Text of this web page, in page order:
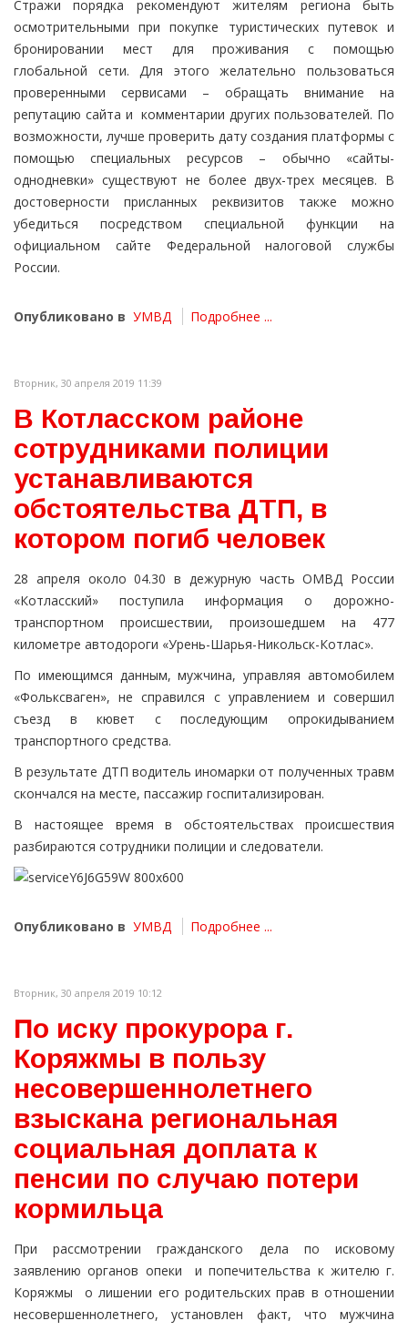
Стражи порядка рекомендуют жителям региона быть
осмотрительными при покупке туристических путевок и
бронировании мест для проживания с помощью
глобальной сети. Для этого желательно пользоваться
проверенными сервисами – обращать внимание на
репутацию сайта и комментарии других пользователей. По
возможности, лучше проверить дату создания платформы с
помощью специальных ресурсов – обычно «сайты-
однодневки» существуют не более двух-трех месяцев. В
достоверности присланных реквизитов также можно
убедиться посредством специальной функции на
официальном сайте Федеральной налоговой службы
России.
Опубликовано в УМВД Подробнее ...
Вторник, 30 апреля 2019 11:39
В Котласском районе
сотрудниками полиции
устанавливаются
обстоятельства ДТП, в
котором погиб человек
28 апреля около 04.30 в дежурную часть ОМВД России
«Котласский» поступила информация о дорожно-
транспортном происшествии, произошедшем на 477
километре автодороги «Урень-Шарья-Никольск-Котлас».
По имеющимся данным, мужчина, управляя автомобилем
«Фольксваген», не справился с управлением и совершил
съезд в кювет с последующим опрокидыванием
транспортного средства.
В результате ДТП водитель иномарки от полученных травм
скончался на месте, пассажир госпитализирован.
В настоящее время в обстоятельствах происшествия
разбираются сотрудники полиции и следователи.
Опубликовано в УМВД Подробнее ...
Вторник, 30 апреля 2019 10:12
По иску прокурора г.
Коряжмы в пользу
несовершеннолетнего
взыскана региональная
социальная доплата к
пенсии по случаю потери
кормильца
При рассмотрении гражданского дела по исковому
заявлению органов опеки и попечительства к жителю г.
Коряжмы о лишении его родительских прав в отношении
несовершеннолетнего, установлен факт, что мужчина